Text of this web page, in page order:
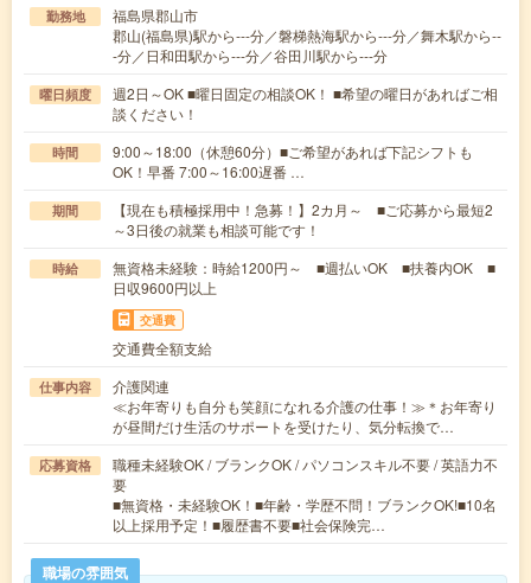
勤務地
福島県郡山市
郡山(福島県)駅から---分／磐梯熱海駅から---分／舞木駅から--
-分／日和田駅から---分／谷田川駅から---分
曜日頻度
週2日～OK ■曜日固定の相談OK！ ■希望の曜日があればご相
談ください！
時間
9:00～18:00（休憩60分）■ご希望があれば下記シフトも
OK！早番 7:00～16:00遅番 …
期間
【現在も積極採用中！急募！】2カ月～ ■ご応募から最短2
～3日後の就業も相談可能です！
時給
無資格未経験：時給1200円～ ■週払いOK ■扶養内OK ■
日収9600円以上
交通費
交通費全額支給
仕事内容
介護関連
≪お年寄りも自分も笑顔になれる介護の仕事！≫＊お年寄り
が昼間だけ生活のサポートを受けたり、気分転換で…
応募資格
職種未経験OK / ブランクOK / パソコンスキル不要 / 英語力不
要
■無資格・未経験OK！■年齢・学歴不問！ブランクOK!■10名
以上採用予定！■履歴書不要■社会保険完…
職場の雰囲気